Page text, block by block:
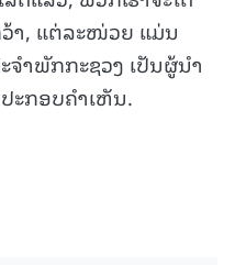
າ, ແຕ່ລະໜ່ວຍ ແມ່ນ
ຳພັກກະຊວງ ເປັນຜູ້ນໍາ
ະກອບຄໍາເຫັນ.